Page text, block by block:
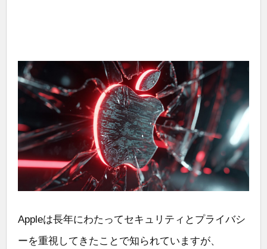
Appleは長年にわたってセキュリティとプライバシ
ーを重視してきたことで知られていますが、